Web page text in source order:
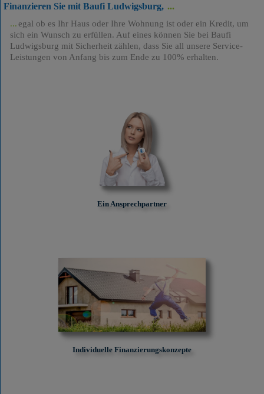
Finanzieren Sie mit Baufi Ludwigsburg,
egal ob es Ihr Haus oder Ihre Wohnung ist oder ein Kredit, um
sich ein Wunsch zu erfüllen. Auf eines können Sie bei Baufi
Ludwigsburg mit Sicherheit zählen, dass Sie all unsere Service-
Leistungen von Anfang bis zum Ende zu 100% erhalten.
Ein Ansprechpartner
Individuelle Finanzierungskonzepte